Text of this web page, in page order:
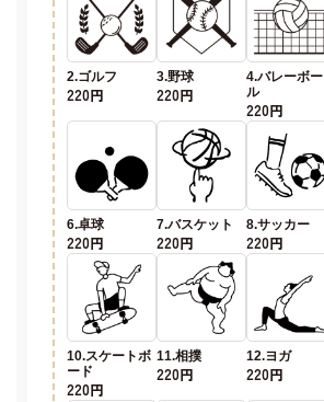
2.ゴルフ
220円
3.野球
220円
4.バレーボー
ル
220円
6.卓球
220円
7.バスケット
220円
8.サッカー
220円
10.スケートボ
ード
220円
11.相撲
220円
12.ヨガ
220円